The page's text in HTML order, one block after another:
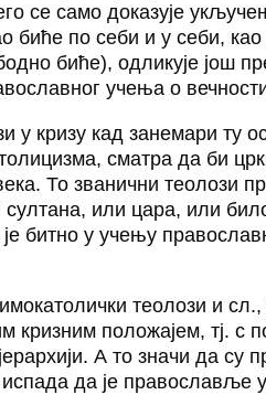
се само доказује
биће по себи и у себи,
биће), одликује још
учења о
у кризу кад занемари ту
сматра да би
То званични теолози
султана, или цара, или
битно у учењу
теолози и
кризним положајем, тј. с
А то значи да
да је православље у